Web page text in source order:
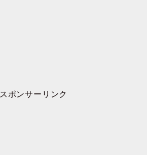
スポンサーリンク